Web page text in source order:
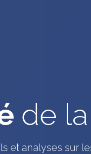
de
et analyses sur